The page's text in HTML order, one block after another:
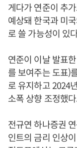
게다가 연준이 추
예상돼 한국과 미
로 쓸 가능성이 있
연준이 이날 발표
를 보여주는 도표)
로 유지하고 2024
소폭 상향 조정했
전규연 하나증권
인트의 금리 인상